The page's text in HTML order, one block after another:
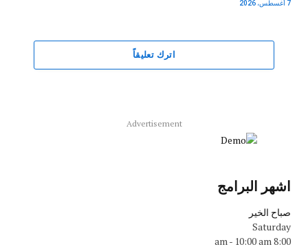
7 أغسطس، 2026
اترك تعليقاً
Advertisement
اشهر البرامج
صباح الخير
Saturday
8:00 am
- 10:00 am